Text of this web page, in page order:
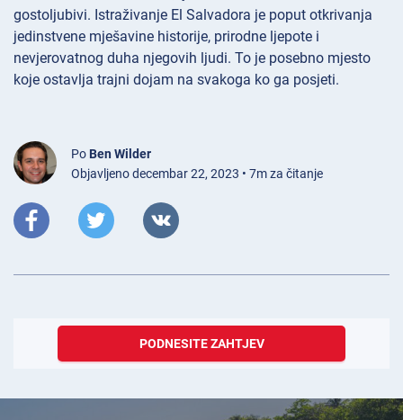
gostoljubivi. Istraživanje El Salvadora je poput otkrivanja
jedinstvene mješavine historije, prirodne ljepote i
nevjerovatnog duha njegovih ljudi. To je posebno mjesto
koje ostavlja trajni dojam na svakoga ko ga posjeti.
Po Ben Wilder
Objavljeno decembar 22, 2023 • 7m za čitanje
PODNESITE ZAHTJEV